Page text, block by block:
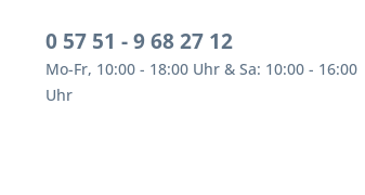
0 57 51 - 9 68 27 12
Mo-Fr, 10:00 - 18:00 Uhr & Sa: 10:00 - 16:00
Uhr